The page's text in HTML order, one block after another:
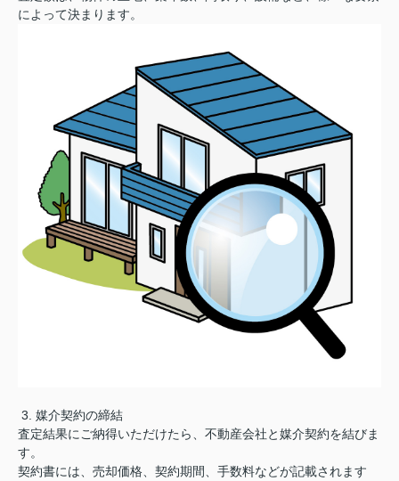
によって決まります。
3. 媒介契約の締結
査定結果にご納得いただけたら、不動産会社と媒介契約を結びま
す。
契約書には、売却価格、契約期間、手数料などが記載されます